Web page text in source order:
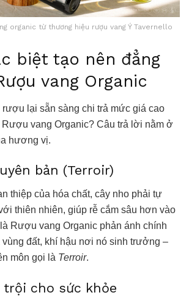
organic từ thương hiệu rượu vang Ý Tavernello
biệt tạo nên đẳng
vang Organic
lại sẵn sàng chi trả mức giá cao
Rượu vang Organic? Câu trả lời nằm ở
hương vị.
bản (Terroir)
thiệp của hóa chất, cây nho phải tự
thiên nhiên, giúp rễ cắm sâu hơn vào
Rượu vang Organic phản ánh chính
vùng đất, khí hậu nơi nó sinh trưởng –
môn gọi là Terroir.
cho sức khỏe